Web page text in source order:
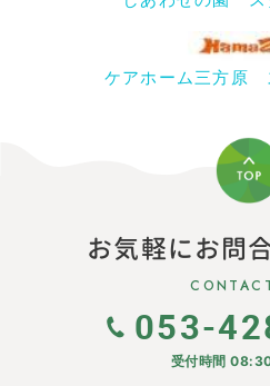
ケアホーム三方原
お気軽にお問
053-
受付時間